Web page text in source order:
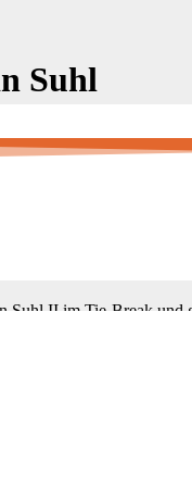
Suhl
Nhi und Amelie
II im Tie-Break und
verpatzen Aufschläge
Tag.
und nun heißt es